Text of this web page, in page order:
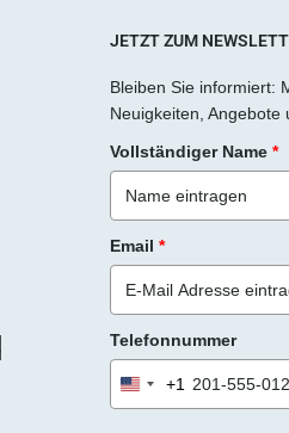
JETZT ZUM
Bleiben Sie informiert:
Neuigkeiten, Angebote
Vollständiger Name *
Email *
Telefonnummer
United
+1